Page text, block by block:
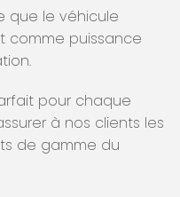
que le véhicule
comme puissance
pour chaque
à nos clients les
de gamme du